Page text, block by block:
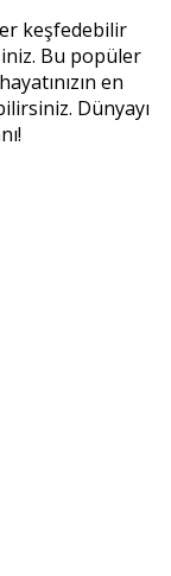
keşfedebilir
Bu popüler
en
Dünyayı